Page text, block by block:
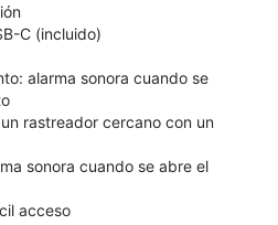
C (incluido)
alarma sonora cuando se
rastreador cercano con un
sonora cuando se abre el
acceso